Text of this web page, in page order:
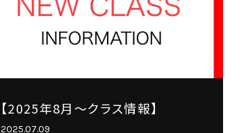
【2025年8月～クラス情報】
2025.07.09